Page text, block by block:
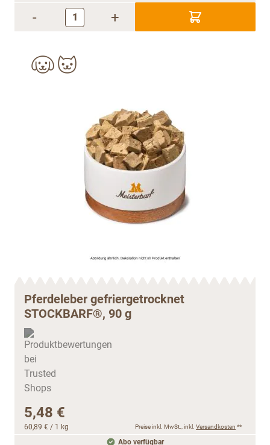
- +
Pferdeleber gefriergetrocknet
STOCKBARF®, 90 g
5,48 €
60,89 € / 1 kg Preise inkl. MwSt., inkl. Versandkosten **
Abo verfügbar